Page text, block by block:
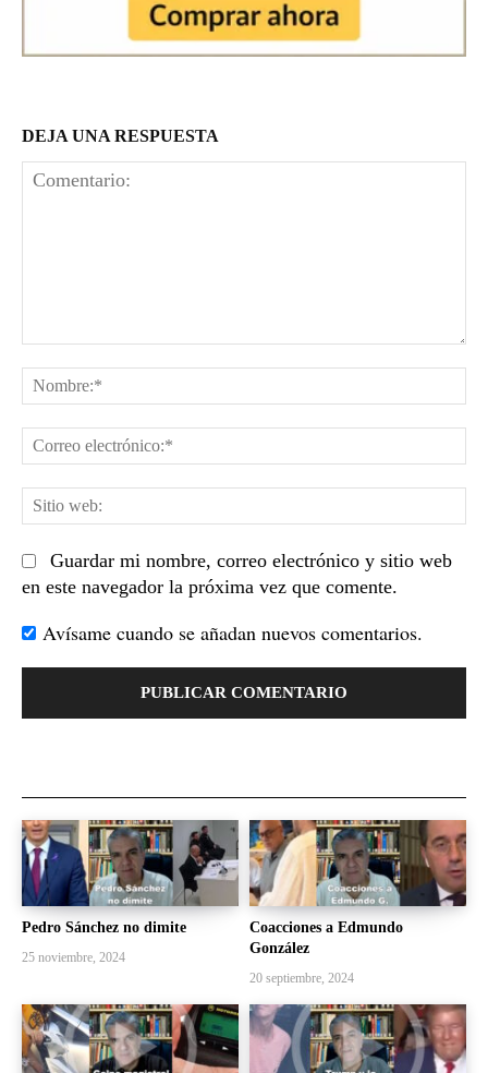
DEJA UNA RESPUESTA
Guardar mi nombre, correo electrónico y sitio web
en este navegador la próxima vez que comente.
Avísame cuando se añadan nuevos comentarios.
Pedro Sánchez no dimite
25 noviembre, 2024
Coacciones a Edmundo
González
20 septiembre, 2024